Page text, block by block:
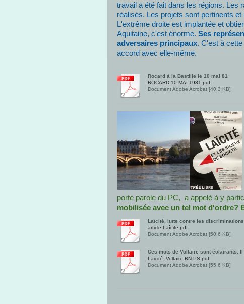
travail a été fait dans les régions. Les
réalisés. Les projets sont pertinents
L'extrême droite est implantée et
Aquitaine, c'est énorme. Ses
adversaires principaux. C'est à
accord avec elle-même.
Rocard à la Bastille le 10 mai 81
ROCARD 10 MAI 1981.pdf
Document Adobe Acrobat [40.3 KB]
porte parole du PC, a appelé à y
mobilisée avec un tel mot d'ordre?
Laïcité, lutte contre les
article Laîcité.pdf
Document Adobe Acrobat [50.6 KB]
Ces mots de Voltaire sont éclairants.
Laicité. Voltaire.BN PS.pdf
Document Adobe Acrobat [55.6 KB]